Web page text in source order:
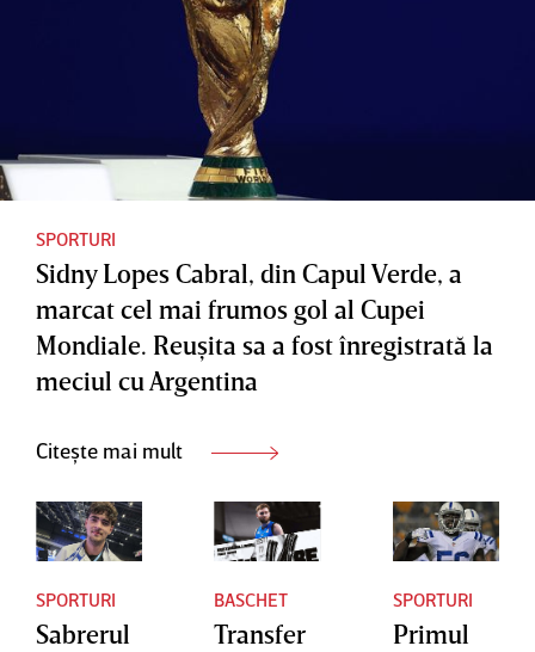
SPORTURI
Sidny Lopes Cabral, din Capul Verde, a
marcat cel mai frumos gol al Cupei
Mondiale. Reuşita sa a fost înregistrată la
meciul cu Argentina
Citește mai mult
SPORTURI
Sabrerul
BASCHET
Transfer
SPORTURI
Primul